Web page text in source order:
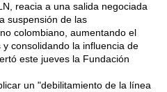
reacia a una salida negociada
suspensión de las
colombiano, aumentando el
consolidando la influencia de
este jueves la Fundación
un "debilitamiento de la línea